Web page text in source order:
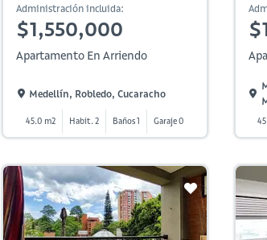
Administración incluida:
$1,550,000
Apartamento En Arriendo
Medellín, Robledo, Cucaracho
45.0 m2 Habit. 2 Baños 1 Garaje 0